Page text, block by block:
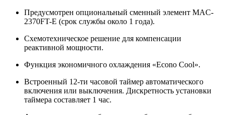
Предусмотрен опциональный сменный элемент MAC-
2370FT-E (срок службы около 1 года).
Схемотехническое решение для компенсации
реактивной мощности.
Функция экономичного охлаждения «Econo Cool».
Встроенный 12-ти часовой таймер автоматического
включения или выключения. Дискретность установки
таймера составляет 1 час.